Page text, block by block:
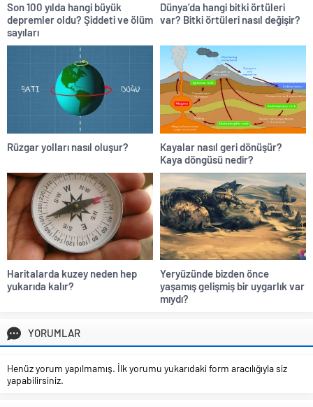
Son 100 yılda hangi büyük
depremler oldu? Şiddeti ve ölüm
sayıları
Dünya’da hangi bitki örtüleri
var? Bitki örtüleri nasıl değişir?
Rüzgar yolları nasıl oluşur?
Kayalar nasıl geri dönüşür?
Kaya döngüsü nedir?
Haritalarda kuzey neden hep
yukarıda kalır?
Yeryüzünde bizden önce
yaşamış gelişmiş bir uygarlık var
mıydı?
YORUMLAR
Henüz yorum yapılmamış. İlk yorumu yukarıdaki form aracılığıyla siz
yapabilirsiniz.